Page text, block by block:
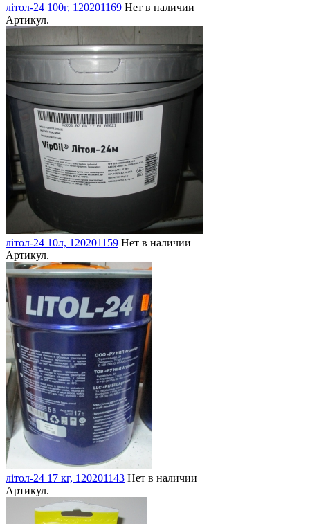
літол-24 100г, 120201169 Нет в наличии
Артикул.
літол-24 10л, 120201159 Нет в наличии
Артикул.
літол-24 17 кг, 120201143 Нет в наличии
Артикул.